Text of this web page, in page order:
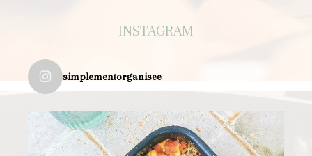
INSTAGRAM
simplementorganisee